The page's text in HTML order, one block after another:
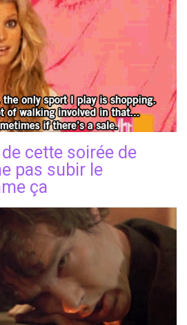
cette soirée de
pas subir le
ça